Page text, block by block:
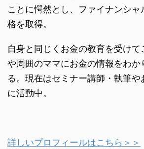
ことに愕然とし、ファイナンシャ
格を取得。
自身と同じくお金の教育を受け
や周囲のママにお金の情報をわか
る。現在はセミナー講師・執筆
に活動中。
詳しいプロフィールはこちら＞＞